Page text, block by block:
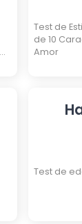
Test de
de 10
Amor
Test de